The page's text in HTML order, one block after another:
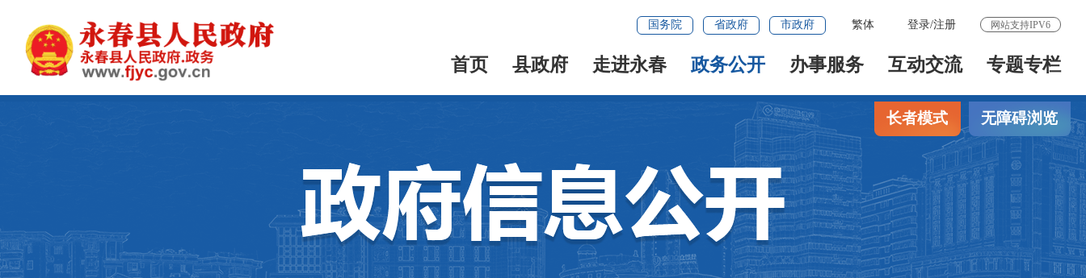
国务院 省政府 市政府 繁体 登录/注册 网站支持IPV6
首页 县政府 走进永春 政务公开 办事服务 互动交流 专题专栏
长者模式 无障碍浏览